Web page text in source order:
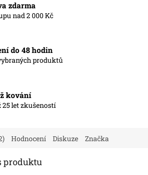
zdarma
nad 2 000 Kč
do 48 hodin
produktů
kování
25 let zkušeností
Hodnocení Diskuze Značka
produktu